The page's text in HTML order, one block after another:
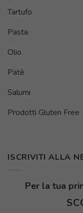
Tartufo
Pasta
Olio
Patè
Salumi
Prodotti Gluten Free
ISCRIVITI ALLA
Per la tua